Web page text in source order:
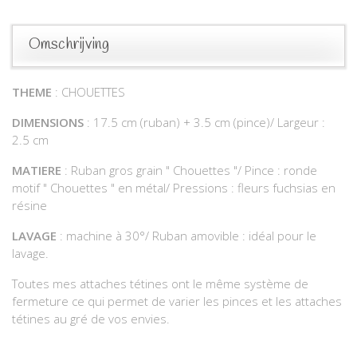
Omschrijving
THEME : CHOUETTES
DIMENSIONS : 17.5 cm (ruban) + 3.5 cm (pince)/ Largeur :
2.5 cm
MATIERE : Ruban gros grain " Chouettes "/ Pince : ronde
motif " Chouettes " en métal/ Pressions : fleurs fuchsias en
résine
LAVAGE : machine à 30°/ Ruban amovible : idéal pour le
lavage.
Toutes mes attaches tétines ont le même système de
fermeture ce qui permet de varier les pinces et les attaches
tétines au gré de vos envies.